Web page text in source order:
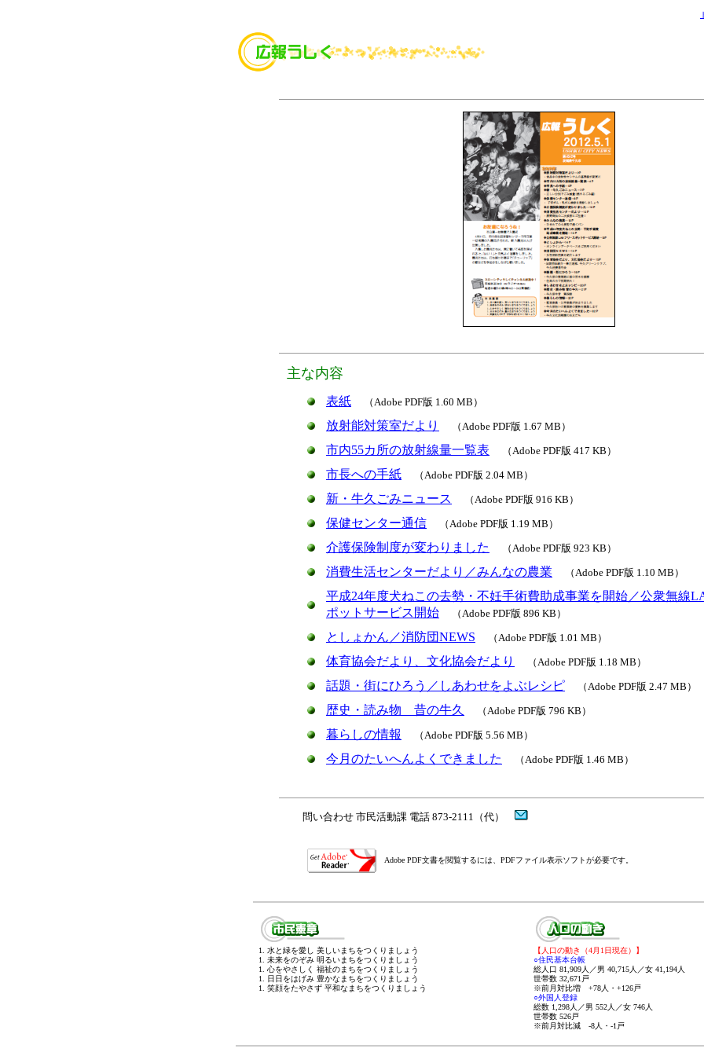
主な内容
表紙 （Adobe PDF版 1.60 MB）
放射能対策室だより （Adobe PDF版 1.67 MB）
市内55カ所の放射線量一覧表 （Adobe PDF版 417 KB）
市長への手紙 （Adobe PDF版 2.04 MB）
新・牛久ごみニュース （Adobe PDF版 916 KB）
保健センター通信 （Adobe PDF版 1.19 MB）
介護保険制度が変わりました （Adobe PDF版 923 KB）
消費生活センターだより／みんなの農業 （Adobe PDF版 1.10 MB）
平成24年度犬ねこの去勢・不妊手術費助成事業を開始／公衆無線
ポットサービス開始
（Adobe PDF版 896 KB）
としょかん／消防団NEWS （Adobe PDF版 1.01 MB）
体育協会だより、文化協会だより （Adobe PDF版 1.18 MB）
話題・街にひろう／しあわせをよぶレシピ （Adobe PDF版 2.47 MB）
歴史・読み物 昔の牛久 （Adobe PDF版 796 KB）
暮らしの情報 （Adobe PDF版 5.56 MB）
今月のたいへんよくできました （Adobe PDF版 1.46 MB）
問い合わせ 市民活動課 電話 873-2111（代）
Adobe PDF文書を閲覧するには、PDFファイル表示ソフトが必要です。
1. 水と緑を愛し 美しいまちをつくりましょう
1. 未来をのぞみ 明るいまちをつくりましょう
1. 心をやさしく 福祉のまちをつくりましょう
1. 日日をはげみ 豊かなまちをつくりましょう
1. 笑顔をたやさず 平和なまちをつくりましょう
【人口の動き （4月1日現在） 】
○住民基本台帳
総人口 81,909人／男 40,715人／女 41,194人
世帯数 32,671戸
※前月対比増 +78人・+126戸
○外国人登録
総数 1,298人／男 552人／女 746人
世帯数 526戸
※前月対比減 -8人・-1戸